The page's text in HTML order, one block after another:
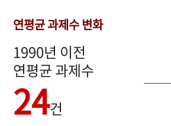
연평균 과제수 변화
1990년 이전
연평균 과제수
24건